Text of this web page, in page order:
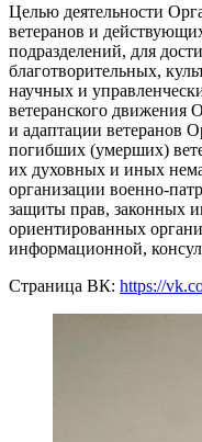
Целью деятельности
ветеранов и
подразделений, для
благотворительных,
научных и
ветеранского движения
и адаптации ветеранов
погибших (умерших)
их духовных и иных
организации военно-
защиты прав, законных
ориентированных
информационной,
Страница ВК: https://